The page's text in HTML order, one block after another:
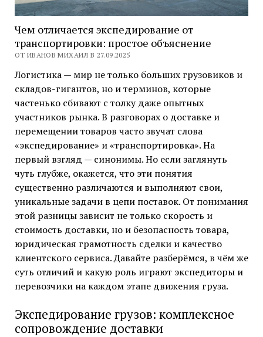
Чем отличается экспедирование от
транспортировки: простое объяснение
ОТ ИВАНОВ МИХАИЛ В 27.09.2025
Логистика — мир не только больших грузовиков и
складов-гигантов, но и терминов, которые
частенько сбивают с толку даже опытных
участников рынка. В разговорах о доставке и
перемещении товаров часто звучат слова
«экспедирование» и «транспортировка». На
первый взгляд — синонимы. Но если заглянуть
чуть глубже, окажется, что эти понятия
существенно различаются и выполняют свои,
уникальные задачи в цепи поставок. От понимания
этой разницы зависит не только скорость и
стоимость доставки, но и безопасность товара,
юридическая грамотность сделки и качество
клиентского сервиса. Давайте разберёмся, в чём же
суть отличий и какую роль играют экспедиторы и
перевозчики на каждом этапе движения груза.
Экспедирование грузов: комплексное
сопровождение доставки